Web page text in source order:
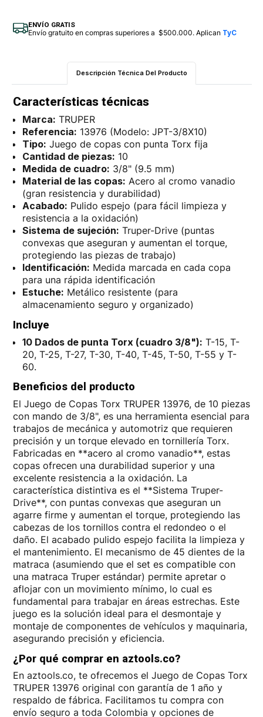
ENVÍO GRATIS
Envío gratuito en compras superiores a $500.000. Aplican TyC
Descripción Técnica Del Producto
Características técnicas
Marca: TRUPER
Referencia: 13976 (Modelo: JPT-3/8X10)
Tipo: Juego de copas con punta Torx fija
Cantidad de piezas: 10
Medida de cuadro: 3/8" (9.5 mm)
Material de las copas: Acero al cromo vanadio
(gran resistencia y durabilidad)
Acabado: Pulido espejo (para fácil limpieza y
resistencia a la oxidación)
Sistema de sujeción: Truper-Drive (puntas
convexas que aseguran y aumentan el torque,
protegiendo las piezas de trabajo)
Identificación: Medida marcada en cada copa
para una rápida identificación
Estuche: Metálico resistente (para
almacenamiento seguro y organizado)
Incluye
10 Dados de punta Torx (cuadro 3/8"): T-15, T-
20, T-25, T-27, T-30, T-40, T-45, T-50, T-55 y T-
60.
Beneficios del producto
El Juego de Copas Torx TRUPER 13976, de 10 piezas
con mando de 3/8", es una herramienta esencial para
trabajos de mecánica y automotriz que requieren
precisión y un torque elevado en tornillería Torx.
Fabricadas en **acero al cromo vanadio**, estas
copas ofrecen una durabilidad superior y una
excelente resistencia a la oxidación. La
característica distintiva es el **Sistema Truper-
Drive**, con puntas convexas que aseguran un
agarre firme y aumentan el torque, protegiendo las
cabezas de los tornillos contra el redondeo o el
daño. El acabado pulido espejo facilita la limpieza y
el mantenimiento. El mecanismo de 45 dientes de la
matraca (asumiendo que el set es compatible con
una matraca Truper estándar) permite apretar o
aflojar con un movimiento mínimo, lo cual es
fundamental para trabajar en áreas estrechas. Este
juego es la solución ideal para el desmontaje y
montaje de componentes de vehículos y maquinaria,
asegurando precisión y eficiencia.
¿Por qué comprar en aztools.co?
En aztools.co, te ofrecemos el Juego de Copas Torx
TRUPER 13976 original con garantía de 1 año y
respaldo de fábrica. Facilitamos tu compra con
envío seguro a toda Colombia y opciones de